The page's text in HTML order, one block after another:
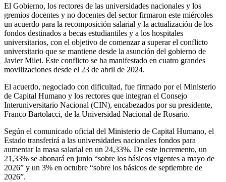
El Gobierno, los rectores de las universidades nacionales y los
gremios docentes y no docentes del sector firmaron este miércoles
un acuerdo para la recomposición salarial y la actualización de los
fondos destinados a becas estudiantiles y a los hospitales
universitarios, con el objetivo de comenzar a superar el conflicto
universitario que se mantiene desde la asunción del gobierno de
Javier Milei. Este conflicto se ha manifestado en cuatro grandes
movilizaciones desde el 23 de abril de 2024.
El acuerdo, negociado con dificultad, fue firmado por el Ministerio
de Capital Humano y los rectores que integran el Consejo
Interuniversitario Nacional (CIN), encabezados por su presidente,
Franco Bartolacci, de la Universidad Nacional de Rosario.
Según el comunicado oficial del Ministerio de Capital Humano, el
Estado transferirá a las universidades nacionales fondos para
aumentar la masa salarial en un 24,33%. De este incremento, un
21,33% se abonará en junio “sobre los básicos vigentes a mayo de
2026” y un 3% en octubre “sobre los básicos de septiembre de
2026”.